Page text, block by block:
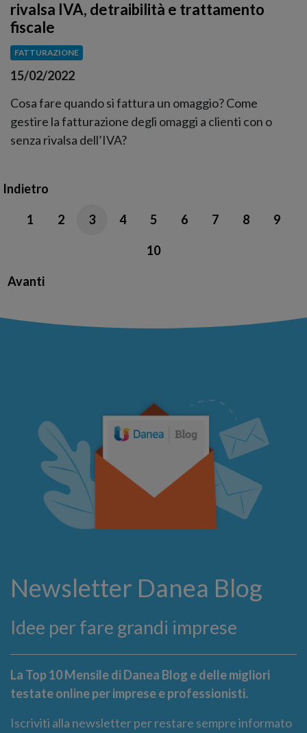
rivalsa IVA, detraibilità e trattamento
fiscale
FATTURAZIONE
15/02/2022
Cosa fare quando si fattura un omaggio? Come
gestire la fatturazione degli omaggi a clienti con o
senza rivalsa dell’IVA?
Indietro
1 2 3 4 5 6 7 8 9
10
Avanti
Newsletter Danea Blog
Idee per fare grandi imprese
La Top 10 Mensile di Danea Blog e delle migliori
testate online per imprese e professionisti.
Iscriviti alla newsletter per restare sempre informato